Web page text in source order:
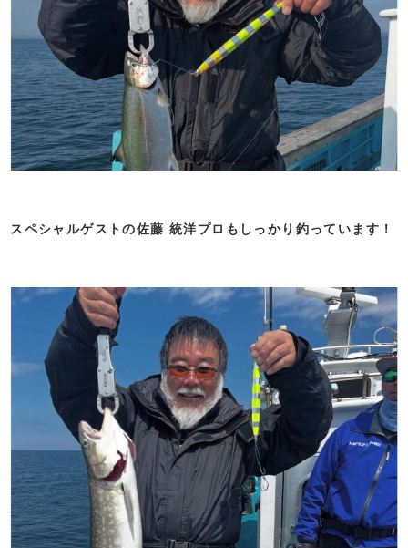
スペシャルゲストの佐藤 統洋プロもしっかり釣っています！